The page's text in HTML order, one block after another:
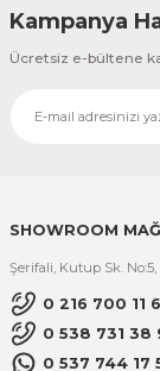
Kampanya
Ücretsiz e-bültene
SHOWROOM
Şerifali, Kutup Sk.
0 216 700 11
0 538 731 38
0 537 744 17